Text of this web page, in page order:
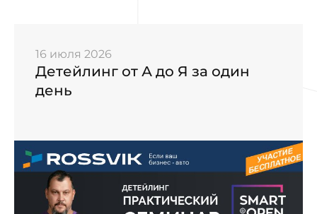
16 июля 2026
Детейлинг от А до Я за один
день